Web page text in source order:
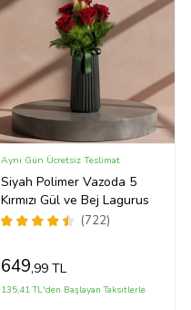
Siyah Polimer Vazoda 5
Kırmızı Gül ve Bej Lagurus
(722)
Aynı Gün Ücretsiz Teslimat
649,99 TL
135,41 TL'den Başlayan Taksitlerle